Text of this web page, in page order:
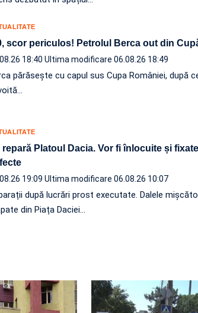
scor periculos! Petrolul Berca out din
18:40 Ultima modificare 06.08.26 18:49
părăsește cu capul sus Cupa României, după
repară Platoul Dacia. Vor fi înlocuite și
19:09 Ultima modificare 06.08.26 10:07
după lucrări prost executate. Dalele
din Piața Daciei…